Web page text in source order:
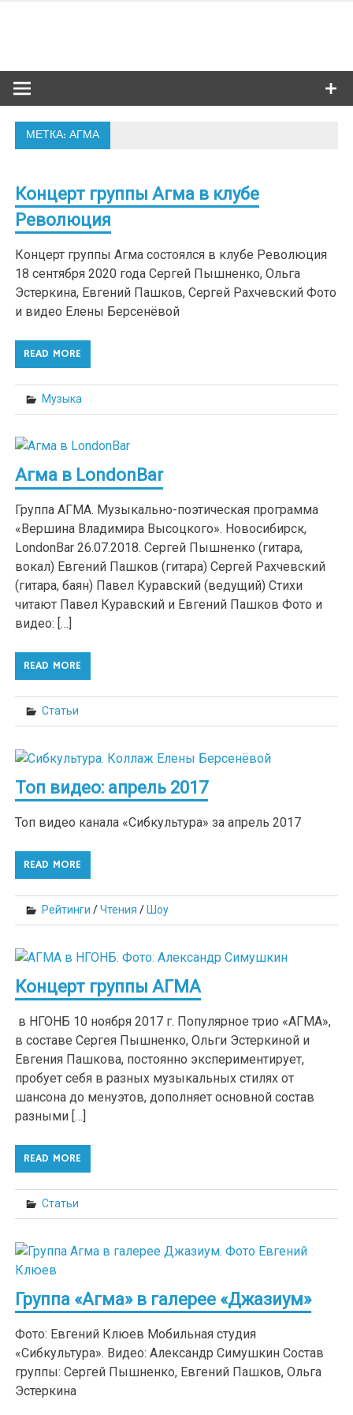
МЕТКА: АГМА
Концерт группы Агма в клубе
Революция
Концерт группы Агма состоялся в клубе Революция
18 сентября 2020 года Сергей Пышненко, Ольга
Эстеркина, Евгений Пашков, Сергей Рахчевский Фото
и видео Елены Берсенёвой
READ MORE
Музыка
Агма в LondonBar
Группа АГМА. Музыкально-поэтическая программа
«Вершина Владимира Высоцкого». Новосибирск,
LondonBar 26.07.2018. Сергей Пышненко (гитара,
вокал) Евгений Пашков (гитара) Сергей Рахчевский
(гитара, баян) Павел Куравский (ведущий) Стихи
читают Павел Куравский и Евгений Пашков Фото и
видео: […]
READ MORE
Статьи
Топ видео: апрель 2017
Топ видео канала «Сибкультура» за апрель 2017
READ MORE
Рейтинги /Чтения / Шоу
Концерт группы АГМА
в НГОНБ 10 ноября 2017 г. Популярное трио «АГМА»,
в составе Сергея Пышненко, Ольги Эстеркиной и
Евгения Пашкова, постоянно экспериментирует,
пробует себя в разных музыкальных стилях от
шансона до менуэтов, дополняет основной состав
разными […]
READ MORE
Статьи
Группа «Агма» в галерее «Джазиум»
Фото: Евгений Клюев Мобильная студия
«Сибкультура». Видео: Александр Симушкин Состав
группы: Сергей Пышненко, Евгений Пашков, Ольга
Эстеркина